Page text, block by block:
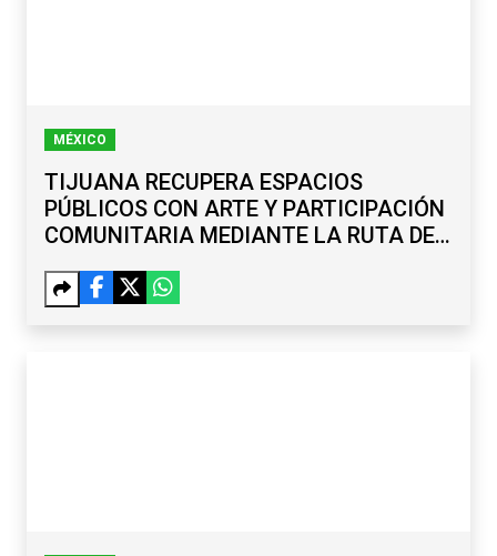
MÉXICO
TIJUANA RECUPERA ESPACIOS
PÚBLICOS CON ARTE Y PARTICIPACIÓN
COMUNITARIA MEDIANTE LA RUTA DE